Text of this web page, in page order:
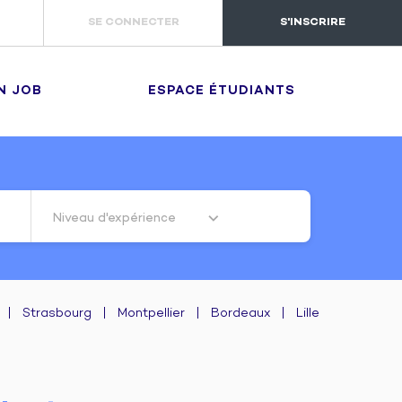
SE CONNECTER S'INSCRIRE
JOB ESPACE ÉTUDIANTS
Niveau d'expérience
Strasbourg Montpellier Bordeaux Lille